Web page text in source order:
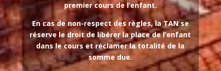
premier cours de l’enfant.
En cas de non-respect des règles, la TAN se
réserve le droit de libérer la place de l’enfant
dans le cours et réclamer la totalité de la
somme due.